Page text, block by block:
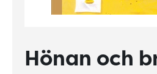
Hönan och